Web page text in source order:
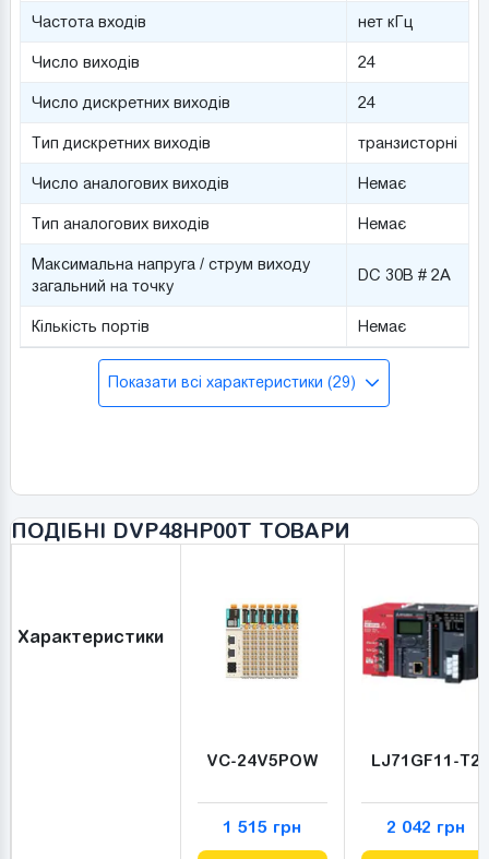
Частота входів нет кГц
Число виходів 24
Число дискретних виходів 24
Тип дискретних виходів транзисторні
Число аналогових виходів Немає
Тип аналогових виходів Немає
Максимальна напруга / струм виходу
загальний на точку
DC 30В # 2А
Кількість портів Немає
Показати всі характеристики (29)
ПОДІБНІ DVP48HP00T ТОВАРИ
Характеристики
VC-24V5POW
1 515 грн
LJ71GF11-T2
2 042 грн